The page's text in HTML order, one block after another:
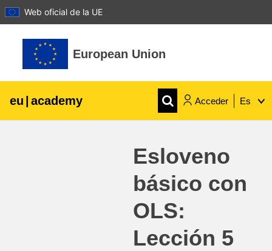
Web oficial de la UE
European Union
eu | academy Acceder Es
agricultura y desarrollo rural
desarrollo de zonas urbanas y regionales
Esloveno
básico con
OLS:
Lección 5